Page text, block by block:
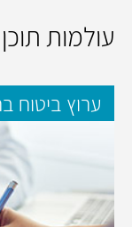
עולמות
ערוץ ביטוח